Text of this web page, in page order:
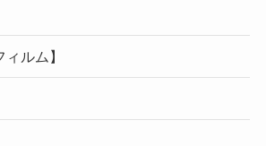
ィルム】